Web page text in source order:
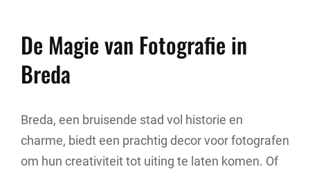
De Magie van Fotografie in
Breda
Breda, een bruisende stad vol historie en
charme, biedt een prachtig decor voor fotografen
om hun creativiteit tot uiting te laten komen. Of